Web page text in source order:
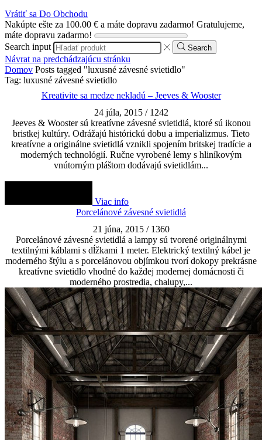
Vrátiť sa Do Obchodu
Nakúpte ešte za 100.00 € a máte dopravu zadarmo! Gratulujeme,
máte dopravu zadarmo!
Search input
Search
Návrat na predchádzajúcu stránku
Domov Posts tagged "luxusné závesné svietidlo"
Tag: luxusné závesné svietidlo
Kreativite sa medze nekladú – Jeeves & Wooster
24 júla, 2015 / 1242
Jeeves & Wooster sú kreatívne závesné svietidlá, ktoré sú ikonou
bristkej kultúry. Odrážajú histórickú dobu a imperializmus. Tieto
kreatívne a originálne svietidlá vznikli spojením britskej tradície a
moderných technológií. Ručne vyrobené lemy s hliníkovým
vnútorným pláštom dodávajú svietidlám...
Viac info
Porcelánové závesné svietidlá
21 júna, 2015 / 1360
Porcelánové závesné svietidlá a lampy sú tvorené originálnymi
textilnými káblami s dĺžkami 1 meter. Elektrický textilný kábel je
moderného štýlu a s porcelánovou objímkou tvorí dokopy prekrásne
kreatívne svietidlo vhodné do každej modernej domácnosti či
moderného prostredia, chalupy,...